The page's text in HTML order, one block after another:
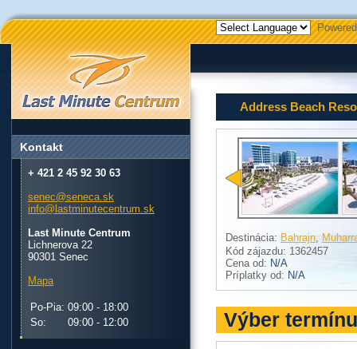
Address Beach
Destinácia: Bahrajn,
Kód zájazdu: 1362457
Cena od: N/A
Príplatky od: N/A
Výber termínu
Kontakt
+ 421 2 45 92 30 63
senec@seneca.sk
info@lastminutecentrum.sk
Last Minute Centrum
Lichnerova 22
90301 Senec
Mapa
Po-Pia: 09:00 - 18:00
So:
09:00 - 12:00